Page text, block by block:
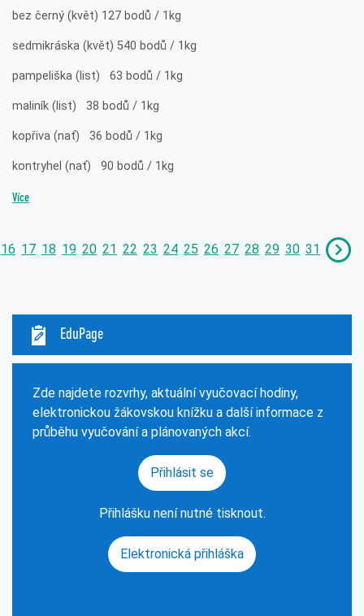
bez černý (květ) 127 bodů / 1kg
sedmikráska (květ) 540 bodů / 1kg
pampeliška (list) 63 bodů / 1kg
maliník (list) 38 bodů / 1kg
kopřiva (nať) 36 bodů / 1kg
kontryhel (nať) 90 bodů / 1kg
Více
16 17 18 19 20 21 22 23 24 25 26 27 28 29 30 31
EduPage
Zde najdete rozvrhy, aktuální vyučovací hodiny,
elektronickou žákovskou knížku a další informace z
průběhu vyučování a plánovaných akcí.
Přihlásit se
Přihlášku není nutné tisknout.
Elektronická přihláška